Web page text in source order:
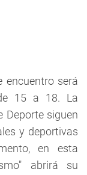
encuentro será
15 a 18. La
Deporte siguen
y deportivas
en esta
abrirá su